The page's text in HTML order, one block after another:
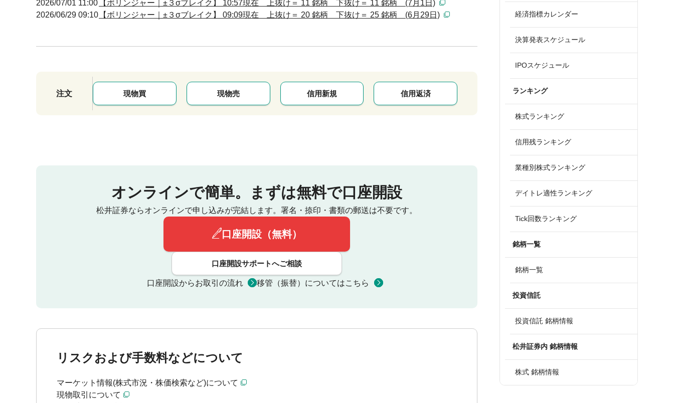
2026/07/01 11:00
【ボリンジャー｜±３σブレイク】 10:57現在 上抜け＝ 11 銘柄 下抜け＝ 11 銘柄 (7月1日)
2026/06/29 09:10 【ボリンジャー｜±３σブレイク】 09:09現在 上抜け＝ 20 銘柄 下抜け＝ 25 銘柄 (6月29日)
注文 現物買 現物売 信用新規 信用返済
オンラインで簡単。 まずは無料で口座開設
松井証券ならオンラインで申し込みが完結します。 署名・捺印・書類の郵送は不要です。
口座開設（無料）
口座開設サポートへご相談
口座開設からお取引の流れ 移管（振替）についてはこちら
リスクおよび手数料などについて
マーケット情報(株式市況・株価検索など)について
現物取引について
経済指標カレンダー
決算発表スケジュール
IPOスケジュール
ランキング
株式ランキング
信用残ランキング
業種別株式ランキング
デイトレ適性ランキング
Tick回数ランキング
銘柄一覧
銘柄一覧
投資信託
投資信託 銘柄情報
松井証券内 銘柄情報
株式 銘柄情報